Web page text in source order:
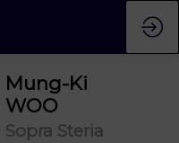
Mung-Ki
WOO
Sopra Steria